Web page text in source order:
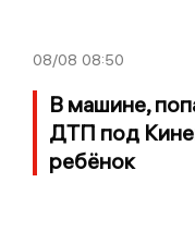
08/08 08:50
В машине,
ДТП под
ребёнок